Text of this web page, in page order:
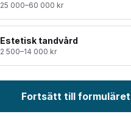
25 000–60 000 kr
Estetisk tandvård
2 500–14 000 kr
Fortsätt till formuläret